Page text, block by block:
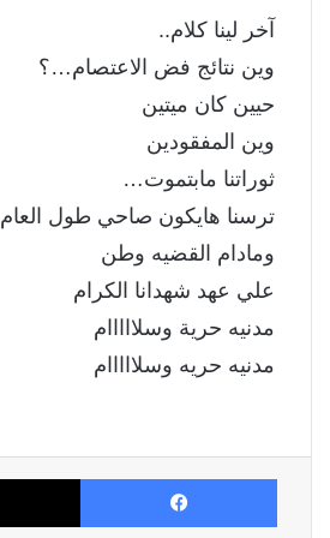
آخر لينا كلام..
وين نتائج فض الاعتصام…؟
حيين كان ميتين
وين المفقودين
ثوراتنا مابتموت…
ترسنا هايكون صاحي طول العام
ومادام القضيه وطن
علي عهد شهدانا الكرام
مدنيه حرية وسلااااام
مدنيه حريه وسلااااام
فيسبوك